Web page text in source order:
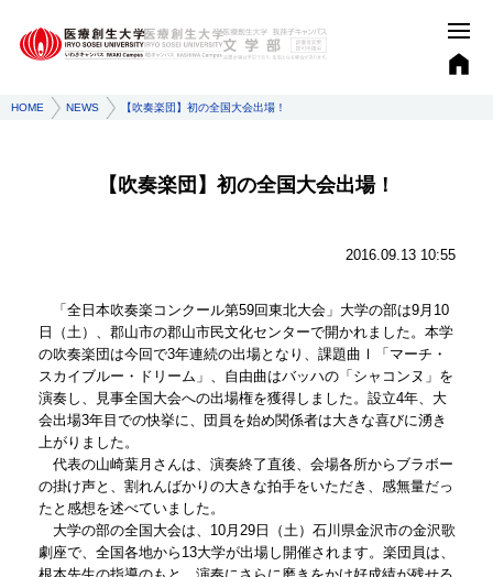
HOME NEWS 【吹奏楽団】初の全国大会出場！
【吹奏楽団】初の全国大会出場！
2016.09.13 10:55
「全日本吹奏楽コンクール第59回東北大会」大学の部は9月10
日（土）、郡山市の郡山市民文化センターで開かれました。本学
の吹奏楽団は今回で3年連続の出場となり、課題曲Ⅰ「マーチ・
スカイブルー・ドリーム」、自由曲はバッハの「シャコンヌ」を
演奏し、見事全国大会への出場権を獲得しました。設立4年、大
会出場3年目での快挙に、団員を始め関係者は大きな喜びに湧き
上がりました。
代表の山崎葉月さんは、演奏終了直後、会場各所からブラボー
の掛け声と、割れんばかりの大きな拍手をいただき、感無量だっ
たと感想を述べていました。
大学の部の全国大会は、10月29日（土）石川県金沢市の金沢歌
劇座で、全国各地から13大学が出場し開催されます。楽団員は、